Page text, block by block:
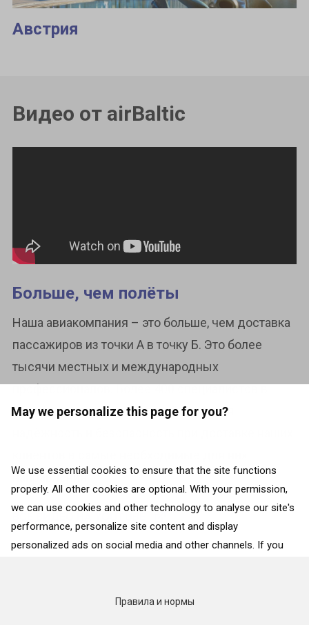
May we personalize this page for you?
We use essential cookies to ensure that the site functions
properly. All other cookies are optional. With your permission,
we can use cookies and other technology to analyse our site's
performance, personalize site content and display
personalized ads on social media and other channels. If you
interactions with the site, click on “Adjust selection”. To reject
Австрия
Видео от airBaltic
Больше, чем полёты
Наша авиакомпания – это больше, чем доставка
пассажиров из точки А в точку Б. Это более
тысячи местных и международных
профессионалов. Более 400 специалистов в
области высоких технологий. Высокая
направления.
Правила и нормы